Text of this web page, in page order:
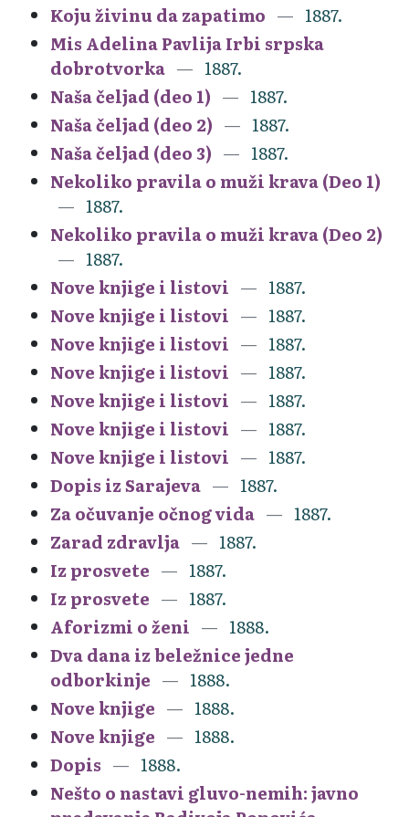
Koju živinu da zapatimo
1887.
Mis Adelina Pavlija Irbi srpska
dobrotvorka
1887.
Naša čeljad (deo 1)
1887.
Naša čeljad (deo 2)
1887.
Naša čeljad (deo 3)
1887.
Nekoliko pravila o muži krava (Deo 1)
1887.
Nekoliko pravila o muži krava (Deo 2)
1887.
Nove knjige i listovi
1887.
Nove knjige i listovi
1887.
Nove knjige i listovi
1887.
Nove knjige i listovi
1887.
Nove knjige i listovi
1887.
Nove knjige i listovi
1887.
Nove knjige i listovi
1887.
Dopis iz Sarajeva
1887.
Za očuvanje očnog vida
1887.
Zarad zdravlja
1887.
Iz prosvete
1887.
Iz prosvete
1887.
Aforizmi o ženi
1888.
Dva dana iz beležnice jedne
odborkinje
1888.
Nove knjige
1888.
Nove knjige
1888.
Dopis
1888.
Nešto o nastavi gluvo-nemih: javno